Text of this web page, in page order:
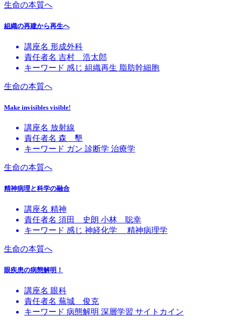
生命の本質へ
組織の再建から再生へ
講座名 形成外科
責任者名 吉村 浩太郎
キーワード 感じ 組織再生 脂肪幹細胞
生命の本質へ
Make invisibles visible!
講座名 放射線
責任者名 森 墾
キーワード ガン 診断学 治療学
生命の本質へ
精神病理と科学の融合
講座名 精神
責任者名 須田 史朗 小林 聡幸
キーワード 感じ 神経化学 精神病理学
生命の本質へ
眼疾患の病態解明！
講座名 眼科
責任者名 蕪城 俊克
キーワード 病態解明 深層学習 サイトカイン